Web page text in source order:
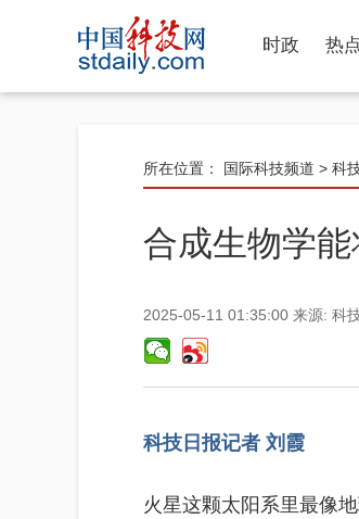
时政 热
所在位置： 国际科技频道 > 科
合成生物学
2025-05-11 01:35:00 来源: 科
科技日报记者 刘霞
火星这颗太阳系里最像